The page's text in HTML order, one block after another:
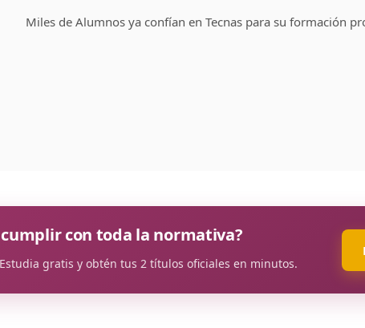
Miles de Alumnos ya confían en Tecnas para su formación
con toda la normativa?
gratis y obtén tus 2 títulos oficiales en minutos.